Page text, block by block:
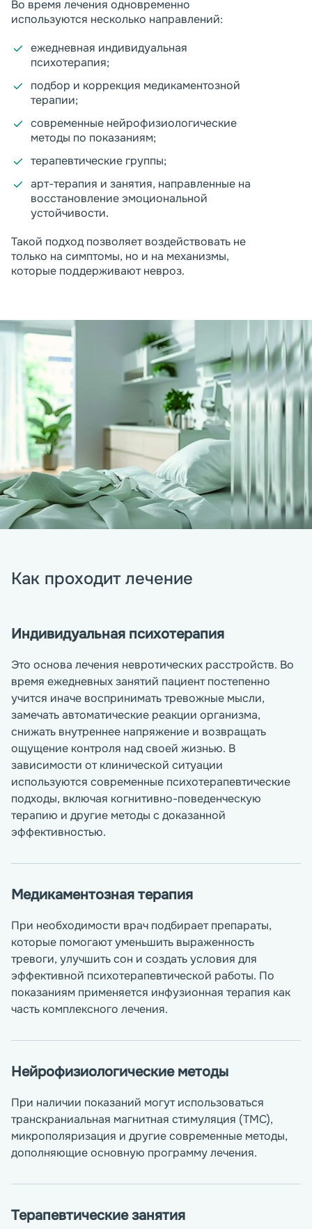
Во время лечения одновременно
используются несколько направлений:
ежедневная индивидуальная
психотерапия;
подбор и коррекция медикаментозной
терапии;
современные нейрофизиологические
методы по показаниям;
терапевтические группы;
арт-терапия и занятия, направленные на
восстановление эмоциональной
устойчивости.
Такой подход позволяет воздействовать не
только на симптомы, но и на механизмы,
которые поддерживают невроз.
Как проходит лечение
Индивидуальная психотерапия
Это основа лечения невротических расстройств. Во
время ежедневных занятий пациент постепенно
учится иначе воспринимать тревожные мысли,
замечать автоматические реакции организма,
снижать внутреннее напряжение и возвращать
ощущение контроля над своей жизнью. В
зависимости от клинической ситуации
используются современные психотерапевтические
подходы, включая когнитивно-поведенческую
терапию и другие методы с доказанной
эффективностью.
Медикаментозная терапия
При необходимости врач подбирает препараты,
которые помогают уменьшить выраженность
тревоги, улучшить сон и создать условия для
эффективной психотерапевтической работы. По
показаниям применяется инфузионная терапия как
часть комплексного лечения.
Нейрофизиологические методы
При наличии показаний могут использоваться
транскраниальная магнитная стимуляция (ТМС),
микрополяризация и другие современные методы,
дополняющие основную программу лечения.
Терапевтические занятия